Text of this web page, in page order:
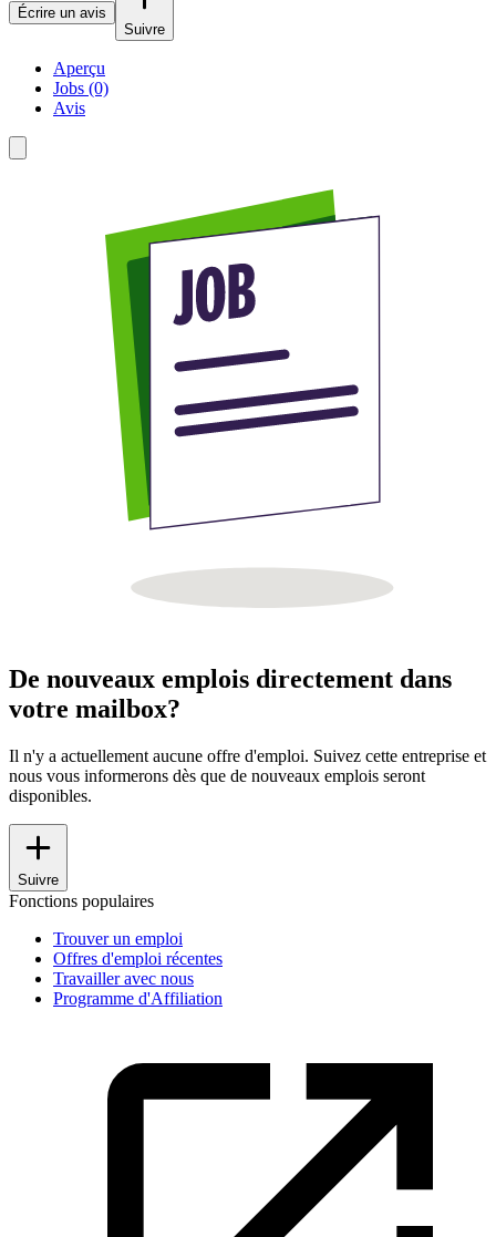
Écrire un avis
Suivre
Aperçu
Jobs (0)
Avis
De nouveaux emplois directement dans
votre mailbox?
Il n'y a actuellement aucune offre d'emploi. Suivez cette entreprise et
nous vous informerons dès que de nouveaux emplois seront
disponibles.
Suivre
Fonctions populaires
Trouver un emploi
Offres d'emploi récentes
Travailler avec nous
Programme d'Affiliation